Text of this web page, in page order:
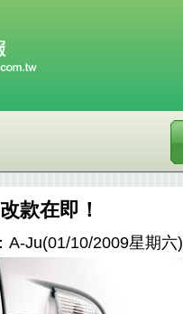
款在即！
A-Ju(01/10/2009星期六)